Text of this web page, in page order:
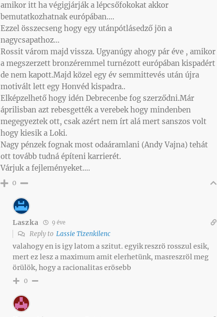
amikor itt ha végigjárják a lépcsőfokokat akkor
bemutatkozhatnak európában….
Ezzel összecseng hogy egy utánpótlásedző jön a
nagycsapathoz…
Rossit várom majd vissza. Ugyanúgy ahogy pár éve , amikor
a megszerzett bronzéremmel turnézott európában kispadért
de nem kapott.Majd közel egy év semmittevés után újra
motivált lett egy Honvéd kispadra..
Elképzelhető hogy idén Debrecenbe fog szerződni.Már
áprilisban azt rebesgették a verebek hogy mindenben
megegyeztek ott, csak azért nem írt alá mert sanszos volt
hogy kiesik a Loki.
Nagy pénzek fognak most odaáramlani (Andy Vajna) tehát
ott tovább tudná építeni karrierét.
Várjuk a fejleményeket….
0
Laszka 9 éve
Reply to Lassie Tizenkilenc
valahogy en is igy latom a szitut. egyik reszrö rosszul esik,
mert ez lesz a maximum amit elerhetünk, masreszröl meg
örülök, hogy a racionalitas erösebb
0